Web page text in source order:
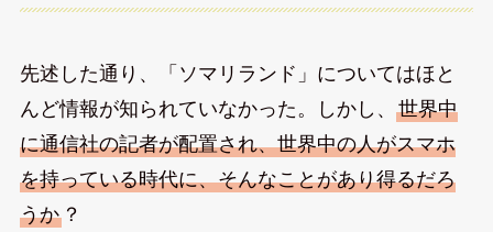
先述した通り、「ソマリランド」についてはほと
んど情報が知られていなかった。しかし、 世界中
に通信社の記者が配置され、世界中の人がスマホ
を持っている時代に、そんなことがあり得るだろ
うか？